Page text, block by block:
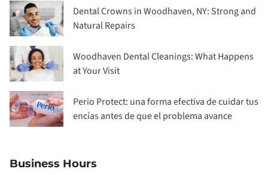
Dental Crowns in Woodhaven, NY: Strong and
Natural Repairs
Woodhaven Dental Cleanings: What Happens
at Your Visit
Perio Protect: una forma efectiva de cuidar tus
encías antes de que el problema avance
Business Hours